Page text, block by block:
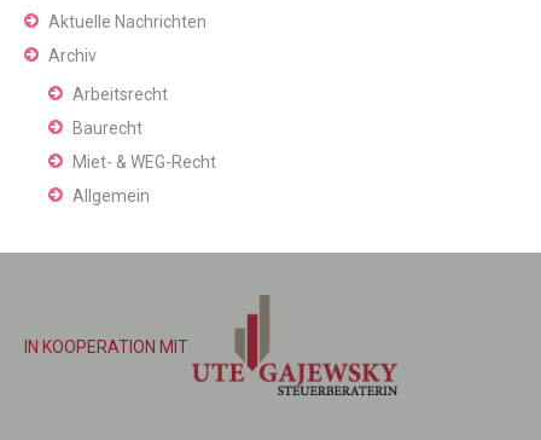
Aktuelle Nachrichten
Archiv
Arbeitsrecht
Baurecht
Miet- & WEG-Recht
Allgemein
IN KOOPERATION MIT